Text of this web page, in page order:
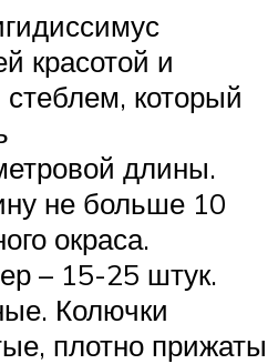
красотой и
который
длины.
не больше 10
окраса.
– 15-25 штук.
Колючки
плотно прижаты